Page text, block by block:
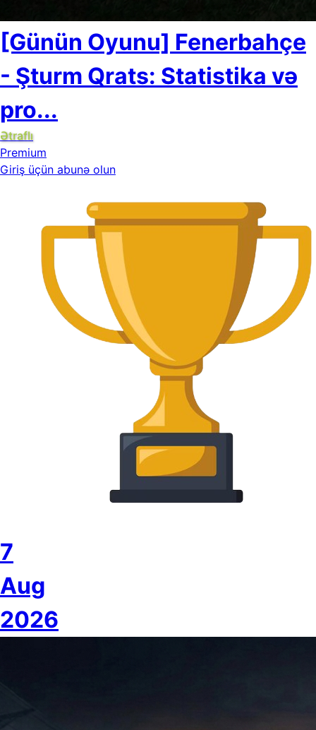
[Günün Oyunu] Fenerbahçe
- Şturm Qrats: Statistika və
pro...
Ətraflı
Premium
Giriş üçün abunə olun
7
Aug
2026